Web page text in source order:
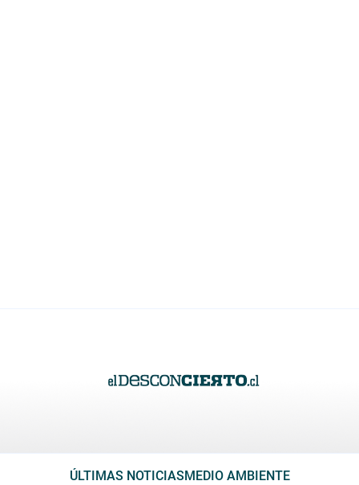
ÚLTIMAS NOTICIAS MEDIO AMBIENTE